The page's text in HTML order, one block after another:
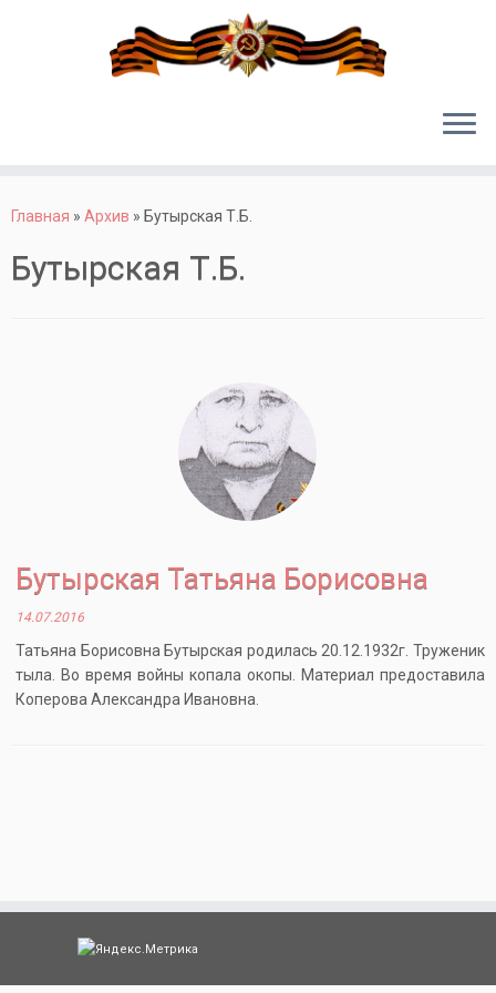
Главная » Архив » Бутырская Т.Б.
Бутырская Т.Б.
Бутырская Татьяна Борисовна
14.07.2016
Татьяна Борисовна Бутырская родилась 20.12.1932г. Труженик
тыла. Во время войны копала окопы. Материал предоставила
Коперова Александра Ивановна.